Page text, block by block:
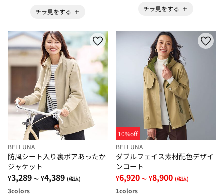
チラ見をする
チラ見をする
BELLUNA
防風シート入り裏ボアあったか
ジャケット
¥3,289 ～ ¥4,389 (税込)
3colors
10%off
BELLUNA
ダブルフェイス素材配色デザイ
ンコート
¥6,920 ～ ¥8,900 (税込)
1colors